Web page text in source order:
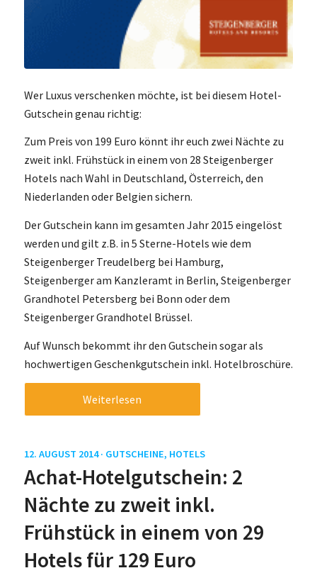
Wer Luxus verschenken möchte, ist bei diesem Hotel-
Gutschein genau richtig:
Zum Preis von 199 Euro könnt ihr euch zwei Nächte zu
zweit inkl. Frühstück in einem von 28 Steigenberger
Hotels nach Wahl in Deutschland, Österreich, den
Niederlanden oder Belgien sichern.
Der Gutschein kann im gesamten Jahr 2015 eingelöst
werden und gilt z.B. in 5 Sterne-Hotels wie dem
Steigenberger Treudelberg bei Hamburg,
Steigenberger am Kanzleramt in Berlin, Steigenberger
Grandhotel Petersberg bei Bonn oder dem
Steigenberger Grandhotel Brüssel.
Auf Wunsch bekommt ihr den Gutschein sogar als
hochwertigen Geschenkgutschein inkl. Hotelbroschüre.
Weiterlesen
12. AUGUST 2014 · GUTSCHEINE, HOTELS
Achat-Hotelgutschein: 2
Nächte zu zweit inkl.
Frühstück in einem von 29
Hotels für 129 Euro